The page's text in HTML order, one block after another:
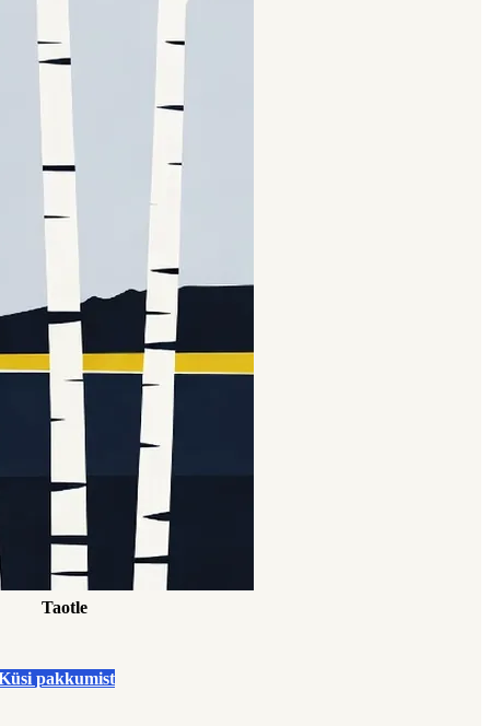
Taotle
pakkumist